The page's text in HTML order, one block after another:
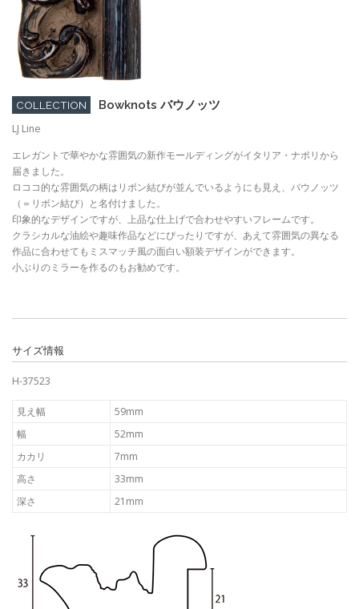
COLLECTION
Bowknots バウノッツ
LJ Line
エレガントで華やかな雰囲気の新作モールディングがイタリア・ナポリから
届きました。
ロココ的な雰囲気の柄はリボン結びが並んでいるようにも見え、バウノッツ
（＝リボン結び）と名付けました。
印象的なデザインですが、上品な仕上げで合わせやすいフレームです。
クラシカルな油絵や趣味作品などにぴったりですが、あえて雰囲気の異なる
作品に合わせてもミスマッチ風の面白い額装デザインができます。
小ぶりのミラーを作るのもお勧めです。
サイズ情報
H-37523
見え幅
59mm
幅
52mm
カカリ
7mm
高さ
33mm
深さ
21mm